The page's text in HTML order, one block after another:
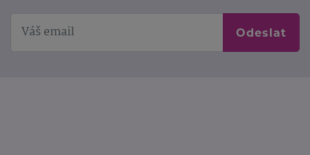
Odeslat